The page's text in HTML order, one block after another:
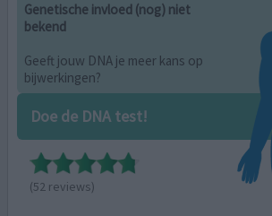
Genetische invloed (nog) niet
bekend
Geeft jouw DNA je meer kans op
bijwerkingen?
Doe de DNA test!
(52 reviews)